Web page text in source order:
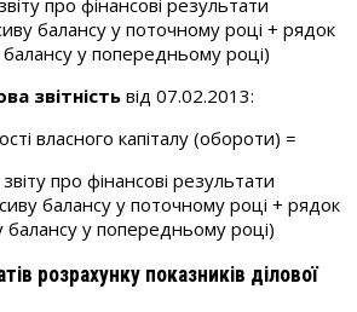
про фінансові результати
балансу у поточному році + рядок
у попередньому році)
звітність від 07.02.2013:
власного капіталу (обороти) =
про фінансові результати
балансу у поточному році + рядок
балансу у попередньому році)
розрахунку показників ділової